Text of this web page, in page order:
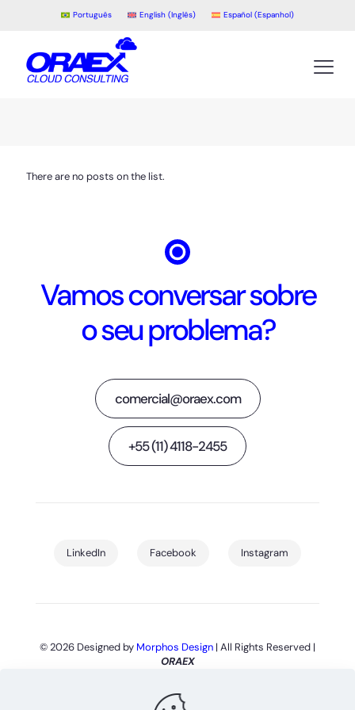
Português English (Inglês) Español (Espanhol)
There are no posts on the list.
Vamos conversar sobre
o seu problema?
comercial@oraex.com
+55 (11) 4118-2455
LinkedIn Facebook Instagram
© 2026 Designed by Morphos Design | All Rights Reserved |
ORAEX